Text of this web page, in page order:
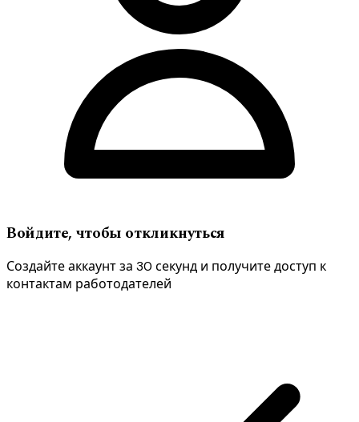
Войдите, чтобы откликнуться
Создайте аккаунт за 30 секунд и получите доступ к
контактам работодателей